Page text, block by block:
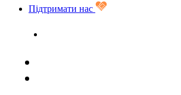
Підтримати нас